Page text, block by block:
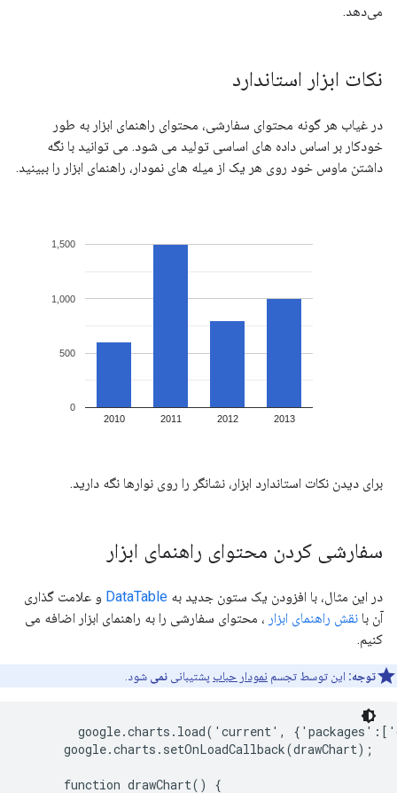
می‌دهد.
نکات ابزار استاندارد
در غیاب هر گونه محتوای سفارشی، محتوای راهنمای ابزار به طور
خودکار بر اساس داده های اساسی تولید می شود. می توانید با نگه
داشتن ماوس خود روی هر یک از میله های نمودار، راهنمای ابزار را ببینید.
برای دیدن نکات استاندارد ابزار، نشانگر را روی نوارها نگه دارید.
سفارشی کردن محتوای راهنمای ابزار
در این مثال، با افزودن یک ستون جدید به DataTable و علامت گذاری
آن با نقش راهنمای ابزار ، محتوای سفارشی را به راهنمای ابزار اضافه می
کنیم.
توجه: این توسط تجسم نمودار حباب پشتیبانی نمی شود.
google.charts.load('current',
      google.charts.setOnLoadCallback(drawChart);
      function drawChart() {